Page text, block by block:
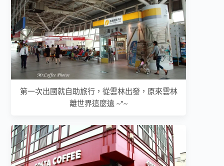
第一次出國就自助旅行，從雲林出發，原來雲林
離世界這麼遠 ~"~